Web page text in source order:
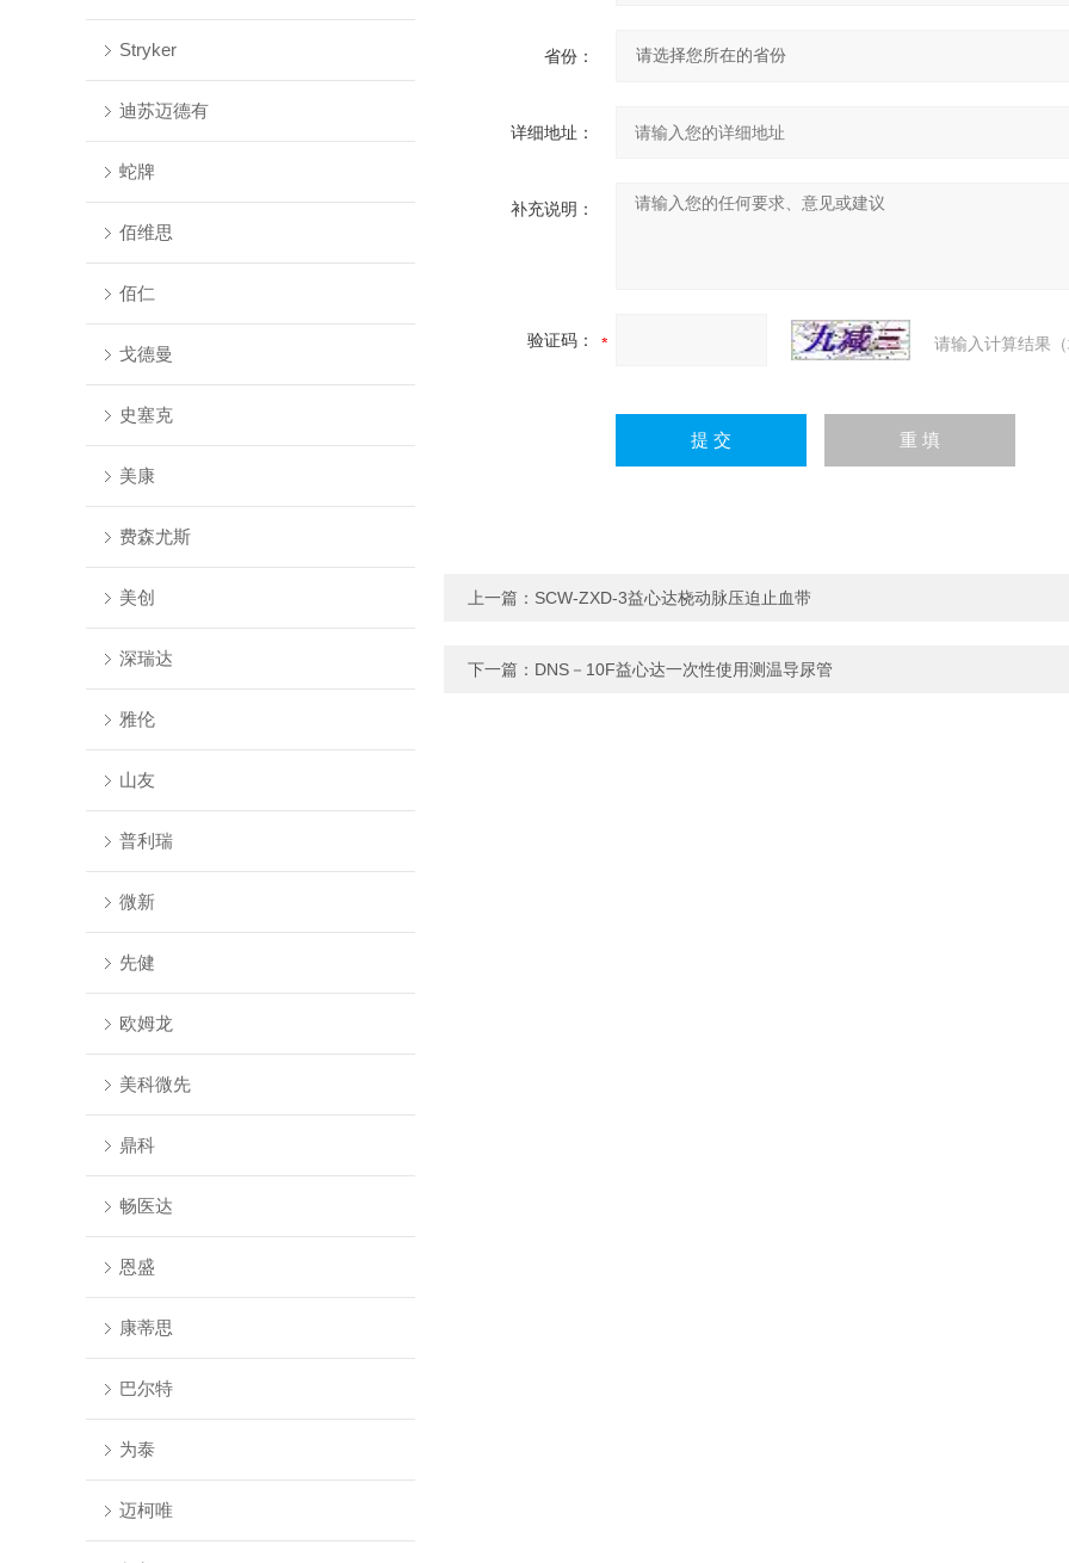
Stryker
迪苏迈德有
蛇牌
佰维思
佰仁
戈德曼
史塞克
美康
费森尤斯
美创
深瑞达
雅伦
山友
普利瑞
微新
先健
欧姆龙
美科微先
鼎科
畅医达
恩盛
康蒂思
巴尔特
为泰
迈柯唯
省份：
详细地址：
补充说明：
验证码： 请输入计算结果
上一篇： SCW-ZXD-3益心达桡动脉压迫止血带
下一篇： DNS－10F益心达一次性使用测温导尿管